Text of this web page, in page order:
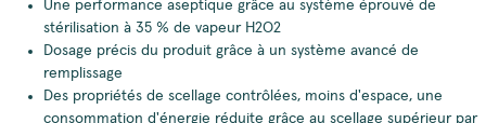
Une performance aseptique grâce au système éprouvé de
stérilisation à 35 % de vapeur H2O2
Dosage précis du produit grâce à un système avancé de
remplissage
Des propriétés de scellage contrôlées, moins d'espace, une
consommation d'énergie réduite grâce au scellage supérieur par